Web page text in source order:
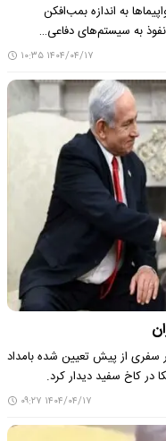
به اندازه بمب‌افکن
۱۴۰۴/۰۴/۱۷ ۱۰:۳۵
سفری از پیش تعیین شده بامداد
در کاخ سفید دیدار کرد.
۱۴۰۴/۰۴/۱۷ ۰۹:۲۷